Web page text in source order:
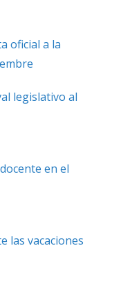
oficial a la
legislativo al
en el
las vacaciones